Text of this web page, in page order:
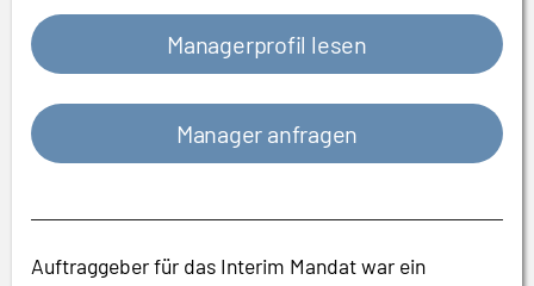
Managerprofil lesen
Manager anfragen
Auftraggeber für das Interim Mandat war ein